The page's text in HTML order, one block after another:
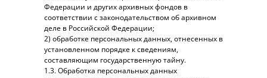
Федерации и других архивных фондов в
соответствии с законодательством об архивном
деле в Российской Федерации;
2) обработке персональных данных, отнесенных в
установленном порядке к сведениям,
составляющим государственную тайну.
1.3. Обработка персональных данных